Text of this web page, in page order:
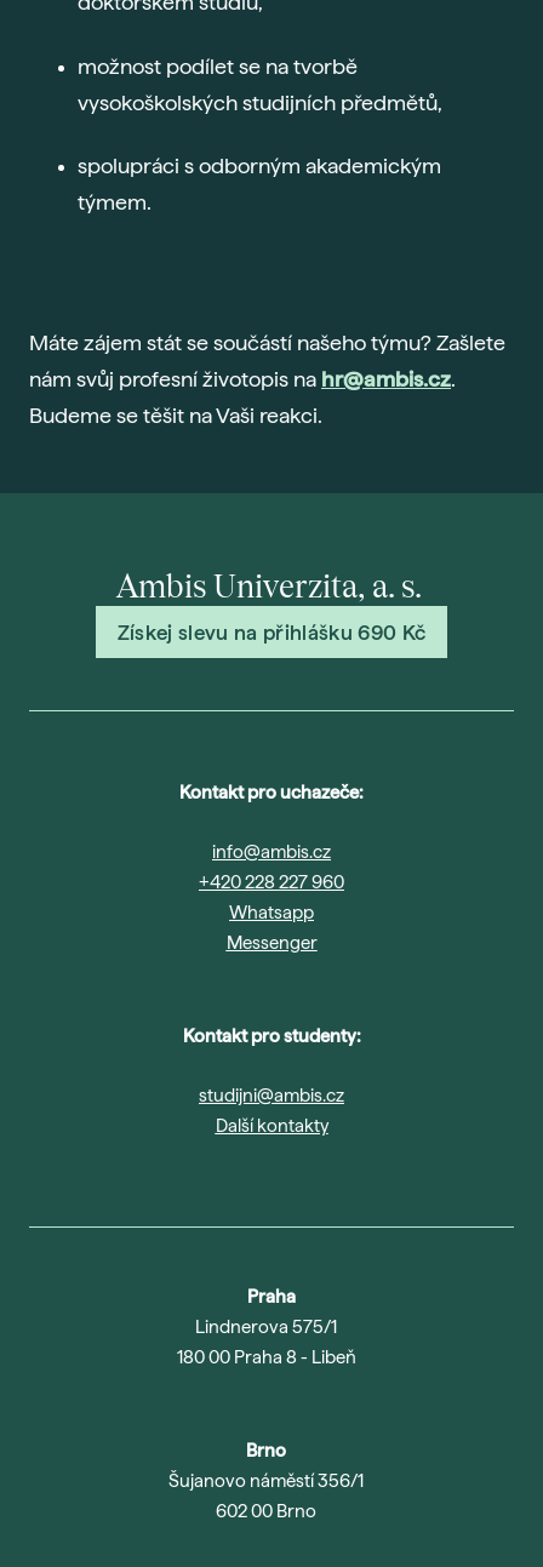
možnost podílet se na tvorbě
vysokoškolských studijních předmětů,
spolupráci s odborným akademickým
týmem.
Máte zájem stát se součástí našeho týmu? Zašlete
nám svůj profesní životopis na hr@ambis.cz.
Budeme se těšit na Vaši reakci.
Ambis Univerzita, a. s.
Získej slevu na přihlášku 690 Kč
Kontakt pro uchazeče:
info@ambis.cz
+420 228 227 960
Whatsapp
Messenger
Kontakt pro studenty:
studijni@ambis.cz
Další kontakty
Praha
Lindnerova 575/1
180 00 Praha 8 - Libeň
Brno
Šujanovo náměstí 356/1
602 00 Brno